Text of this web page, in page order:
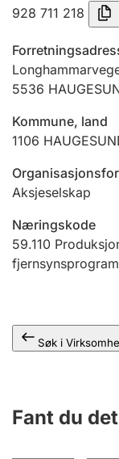
Tinglysing
Jeger
Offentlig
928 711 218
5536
Kommune, land
1106
Aksjeselskap
Næringskode
59.110
Søk i
Fant du